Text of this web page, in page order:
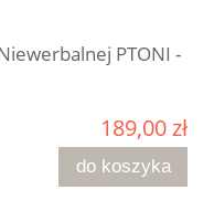
PTONI -
189,00 zł
do koszyka